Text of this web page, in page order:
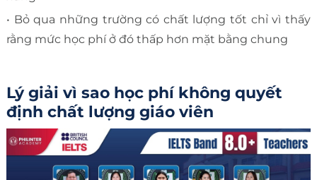
• Bỏ qua những trường có chất lượng tốt chỉ vì thấy
rằng mức học phí ở đó thấp hơn mặt bằng chung
Lý giải vì sao học phí không quyết
định chất lượng giáo viên